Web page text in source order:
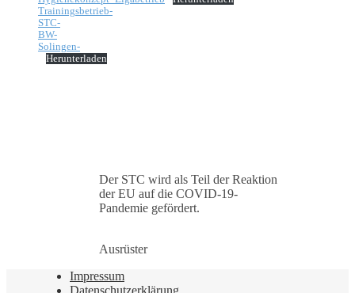
Trainingsbetrieb-
STC-
BW-
Solingen-
Herunterladen
Der STC wird als Teil der Reaktion
der EU auf die COVID-19-
Pandemie gefördert.
Ausrüster
Impressum